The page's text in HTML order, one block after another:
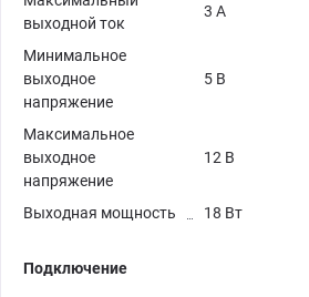
выходной ток
3 А
Минимальное
выходное
напряжение
5 В
Максимальное
выходное
напряжение
12 В
Выходная мощность 18 Вт
Подключение